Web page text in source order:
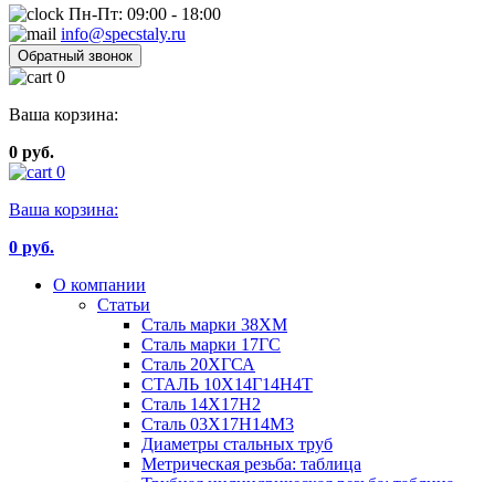
Пн-Пт: 09:00 - 18:00
info@specstaly.ru
Обратный звонок
0
Ваша корзина:
0 руб.
0
Ваша корзина:
0 руб.
О компании
Статьи
Сталь марки 38ХМ
Сталь марки 17ГС
Сталь 20ХГСА
СТАЛЬ 10Х14Г14Н4Т
Сталь 14Х17Н2
Сталь 03Х17Н14М3
Диаметры стальных труб
Метрическая резьба: таблица